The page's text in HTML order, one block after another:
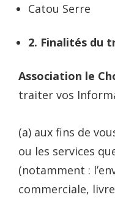
Catou Serre
2. Finalités du
Association le
traiter vos
(a) aux fins de
ou les services
(notamment :
commerciale,